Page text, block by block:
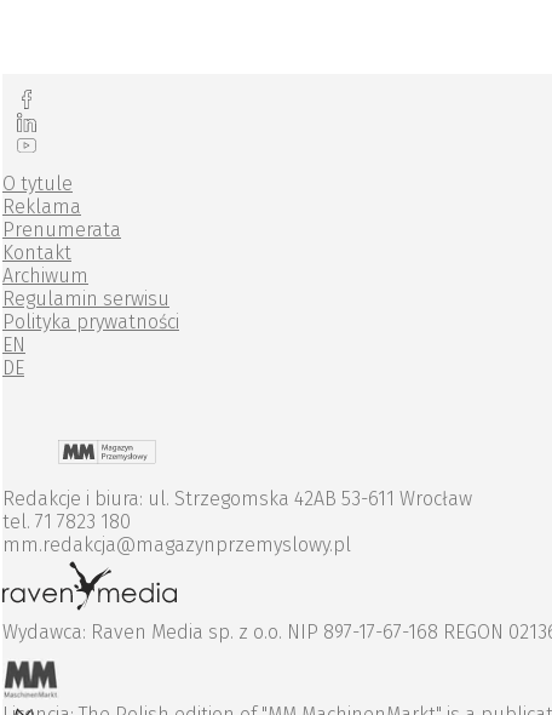
O tytule
Reklama
Prenumerata
Kontakt
Archiwum
Regulamin serwisu
Polityka prywatności
EN
DE
Redakcje i biura: ul. Strzegomska 42AB 53-611 Wrocław
tel. 71 7823 180
mm.redakcja@magazynprzemyslowy.pl
Wydawca: Raven Media sp. z o.o. NIP 897-17-67-168 REGON